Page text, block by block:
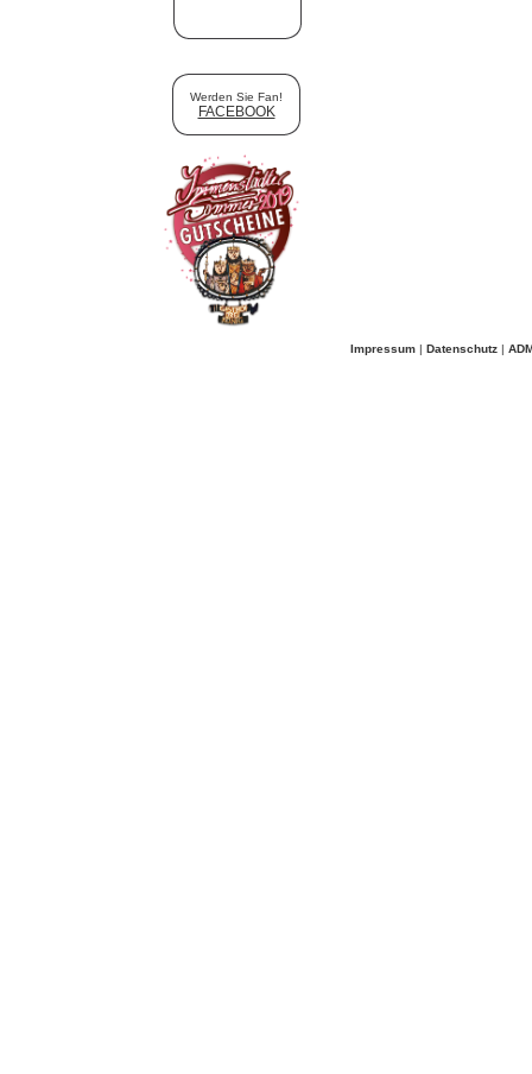
Werden Sie Fan!
FACEBOOK
Impressum | Datenschutz |